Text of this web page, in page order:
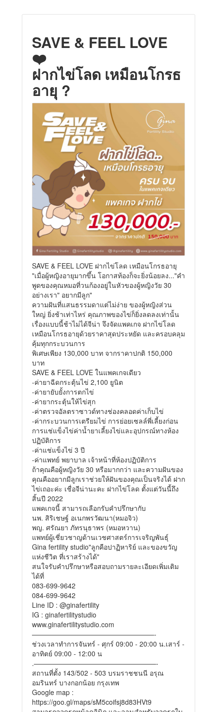
SAVE & FEEL LOVE
❤️
ฝากไข่โลด เหมือนโกรธ
อายุ ?
SAVE & FEEL LOVE ฝากไข่โลด เหมือนโกรธอายุ
"เมื่อผู้หญิงอายุมากขึ้น โอกาสท้องก็จะยิ่งน้อยลง..."คำ
พูดของคุณหมอที่วนก้องอยู่ในหัวของผู้หญิงวัย 30
อย่างเรา" อยากมีลูก"
ความฝันที่แสนธรรมดาแต่ไม่ง่าย ของผู้หญิงส่วน
ใหญ่ ยิ่งช้าเท่าไหร่ คุณภาพของไข่ก็ยิ่งลดลงเท่านั้น
เรื่องแบบนี้ช้าไม่ได้จีน่า จึงจัดแพคเกจ ฝากไข่โลด
เหมือนโกรธอายุด้วยราคาสุดประหยัด และครอบคลุม
คุ้มทุกกระบวนการ
พิเศษเพียง 130,000 บาท จากราคาปกติ 150,000
บาท
SAVE & FEEL LOVE ในแพคเกจเดียว
-ค่ายาฉีดกระตุ้นไข่ 2,100 ยูนิต
-ค่ายายับยั้งการตกไข่
-ค่ายากระตุ้นให้ไข่สุก
-ค่าตรวจอัลตราซาวด์ทางช่องคลอดค่าเก็บไข่
-ค่ากระบวนการเตรียมไข่ การย่อยเซลล์พี่เลี้ยงก่อน
การแช่แข็งไข่ค่าน้ำยาเลี้ยงไข่และอุปกรณ์ทางห้อง
ปฏิบัติการ
-ค่าแช่แข็งไข่ 3 ปี
-ค่าแพทย์ พยาบาล เจ้าหน้าที่ห้องปฏิบัติการ
ถ้าคุณคือผู้หญิงวัย 30 หรือมากกว่า และความฝันของ
คุณคืออยากมีลูกเราช่วยให้ฝันของคุณเป็นจริงได้ ฝาก
ไข่เถอะค่ะ เชื่อจีน่านะคะ ฝากไข่โลด ตั้งแต่วันนี้ถึง
สิ้นปี 2022
แพคเกจนี้ สามารถเลือกรับคำปรึกษากับ
นพ. สิริเชษฐ์ อเนกพรวัฒนา(หมอจิว)
พญ. ศรัณยา ภัทรนุธาพร (หมอหวาน)
แพทย์ผู้เชี่ยวชาญด้านเวชศาสตร์การเจริญพันธุ์
Gina fertility studio"ลูกคือปาฏิหาริย์ และของขวัญ
แห่งชีวิต ที่เราสร้างได้"
สนใจรับคำปรึกษาหรือสอบถามรายละเอียดเพิ่มเติม
ได้ที่
083-699-9642
084-699-9642
Line ID : @ginafertility
IG : ginafertilitystudio
www.ginafertilitystudio.com
——————————————————-
ช่วงเวลาทำการจันทร์ - ศุกร์ 09:00 - 20:00 น.เสาร์ -
อาทิตย์ 09:00 - 12:00 น
.——————————————————-
สถานที่ตั้ง 143/502 - 503 บรมราชชนนี อรุณ
อมรินทร์ บางกอกน้อย กรุงเทพ
Google map :
https://goo.gl/maps/sM5coifsj8d83HVt9